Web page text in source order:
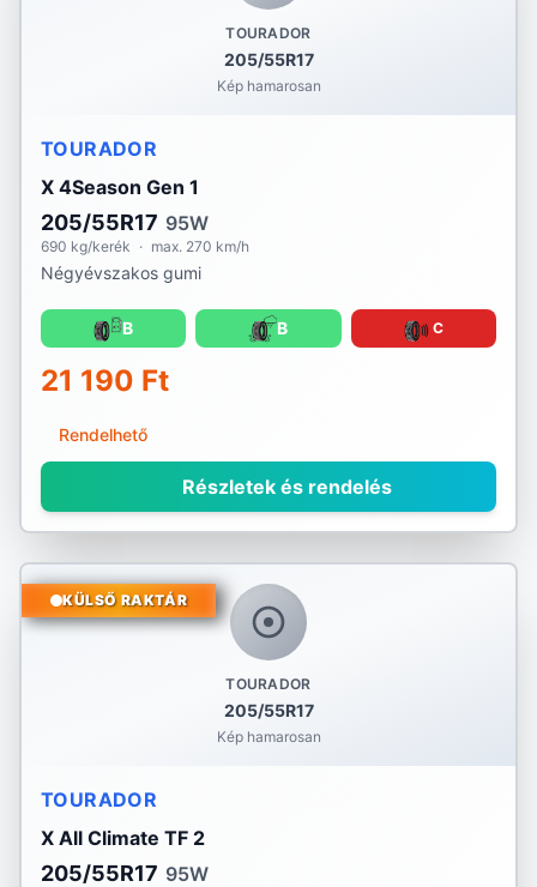
TOURADOR
205/55R17
Kép hamarosan
TOURADOR
X 4Season Gen 1
205/55R17 95W
690 kg/kerék · max. 270 km/h
Négyévszakos gumi
B B C
21 190 Ft
Rendelhető
Részletek és rendelés
TOURADOR
205/55R17
Kép hamarosan
KÜLSŐ RAKTÁR
TOURADOR
X All Climate TF 2
205/55R17 95W